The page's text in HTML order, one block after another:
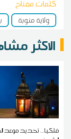
كلمات مفتاح
ولاية منوبة
الاكثر
فلكيا... تحديد موعد